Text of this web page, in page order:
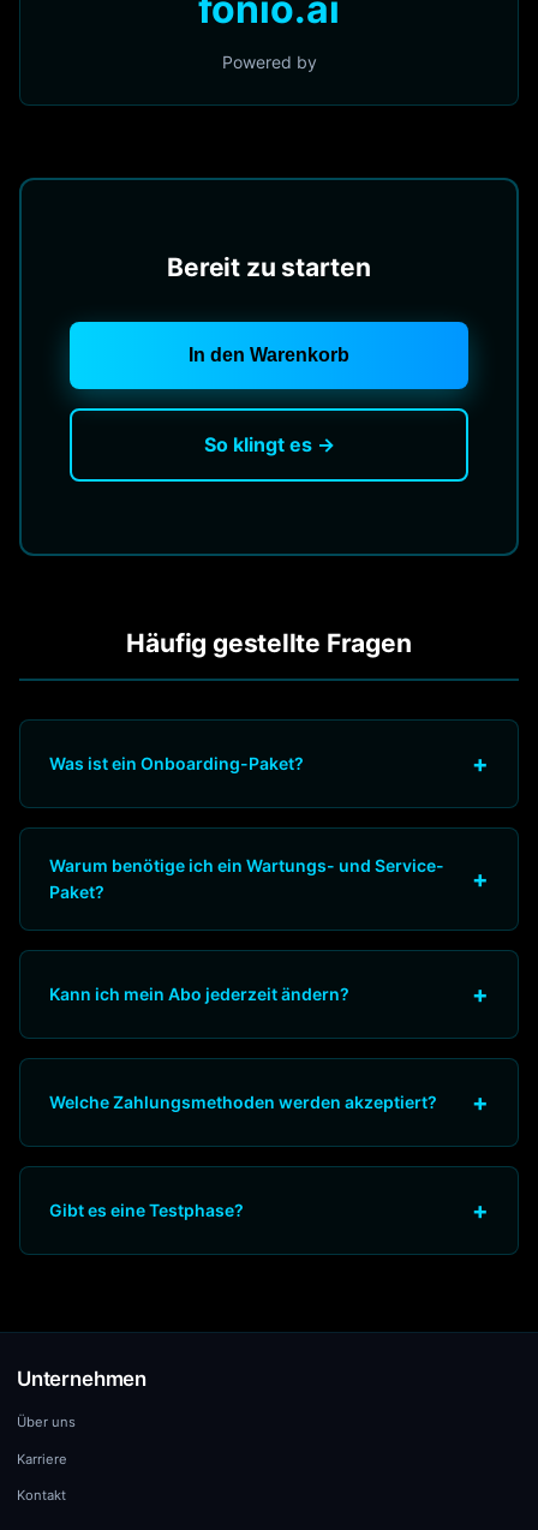
Powered by
Bereit zu starten
In den Warenkorb
So klingt es →
Häufig gestellte Fragen
Was ist ein Onboarding-Paket? +
nach deinen Anforderungen und trainiert dein Team in
Warum benötige ich ein Wartungs- und Service-
Paket?
+
und Optimierungen deines Systems, um die beste
Performance zu gewährleisten.
Kann ich mein Abo jederzeit ändern? +
sind flexibel und können sofort umgesetzt werden.
Welche Zahlungsmethoden werden akzeptiert? +
Zahlungsdienstleister. Die verfügbaren Optionen
werden dir im Checkout angezeigt.
Gibt es eine Testphase? +
unsere Demo-Seite ausprobieren – lassen Sie sich
Unternehmen
Über uns
Karriere
Kontakt